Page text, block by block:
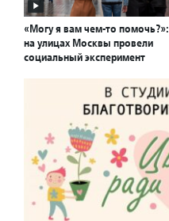
«Могу я вам чем-то помочь?»:
на улицах Москвы провели
социальный эксперимент